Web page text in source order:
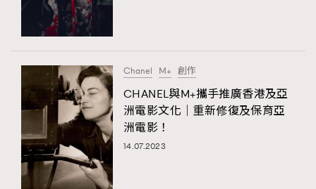
Chanel M+ 創作
CHANEL與M+攜手推廣香港及亞
洲電影文化｜重新修復及保育亞
洲電影！
14.07.2023